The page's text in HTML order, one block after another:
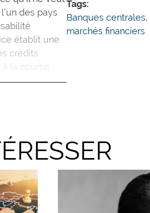
des pays
établit une
crédits
la course
ainsi que
Tags:
Banques centrales,
marchés financiers